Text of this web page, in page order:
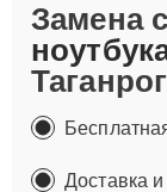
Замена
Доставка